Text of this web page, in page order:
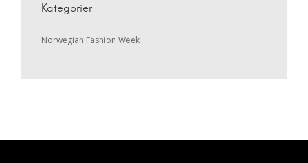
Kategorier
Norwegian Fashion Week